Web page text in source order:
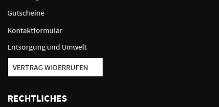
Gutscheine
Kontaktformular
Entsorgung und Umwelt
VERTRAG WIDERRUFEN
RECHTLICHES